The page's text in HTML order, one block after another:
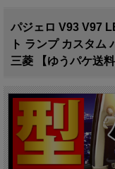
パジェロ V93 V97
ト ランプ カスタム
三菱 【ゆうパケ送料